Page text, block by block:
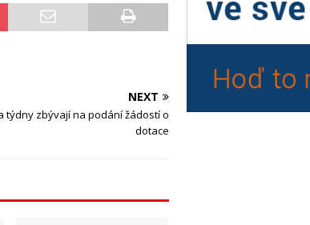
NEXT
týdny zbývají na podání žádostí o
dotace